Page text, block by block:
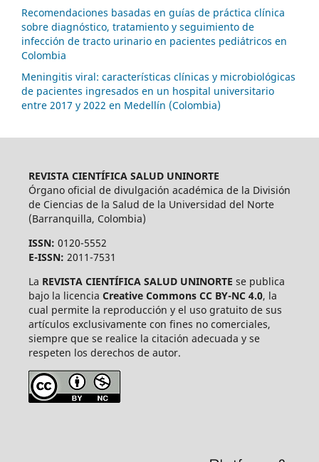
Recomendaciones basadas en guías de práctica clínica
sobre diagnóstico, tratamiento y seguimiento de
infección de tracto urinario en pacientes pediátricos en
Colombia
Meningitis viral: características clínicas y microbiológicas
de pacientes ingresados en un hospital universitario
entre 2017 y 2022 en Medellín (Colombia)
REVISTA CIENTÍFICA SALUD UNINORTE
Órgano oficial de divulgación académica de la División
de Ciencias de la Salud de la Universidad del Norte
(Barranquilla, Colombia)
ISSN: 0120-5552
E-ISSN: 2011-7531
La REVISTA CIENTÍFICA SALUD UNINORTE se publica
bajo la licencia Creative Commons CC BY-NC 4.0, la
cual permite la reproducción y el uso gratuito de sus
artículos exclusivamente con fines no comerciales,
siempre que se realice la citación adecuada y se
respeten los derechos de autor.